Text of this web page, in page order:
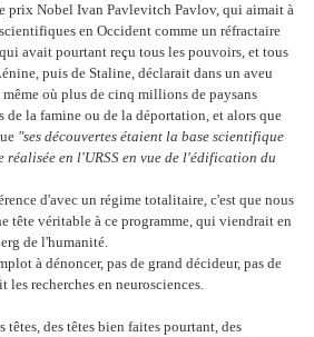
prix Nobel Ivan Pavlevitch Pavlov, qui aimait à
en Occident comme un réfractaire
avait pourtant reçu tous les pouvoirs, et tous
puis de Staline, déclarait dans un aveu
où plus de cinq millions de paysans
de la famine ou de la déportation, et alors que
"ses découvertes étaient la base scientifique
en l'URSS en vue de l'édification du
d'avec un régime totalitaire, c'est que nous
tête véritable à ce programme, qui viendrait en
de l'humanité.
à dénoncer, pas de grand décideur, pas de
recherches en neurosciences.
têtes, des têtes bien faites pourtant, des